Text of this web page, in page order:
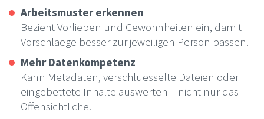
Arbeitsmuster erkennen
Bezieht Vorlieben und Gewohnheiten ein, damit
Vorschlaege besser zur jeweiligen Person passen.
Mehr Datenkompetenz
Kann Metadaten, verschluesselte Dateien oder
eingebettete Inhalte auswerten – nicht nur das
Offensichtliche.